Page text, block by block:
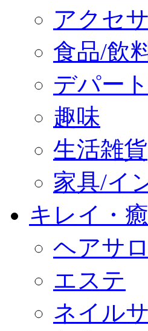
アクセ
食品/飲
デパー
趣味
生活雑貨
家具/イ
キレイ・
ヘアサ
エステ
ネイル